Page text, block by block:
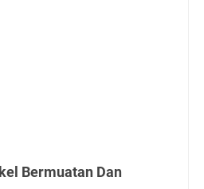
Bermuatan Dan